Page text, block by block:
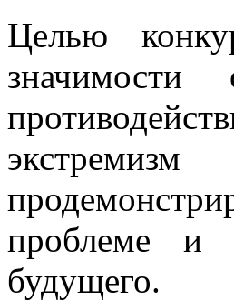
Целью
значимости
проблеме и
будущего.